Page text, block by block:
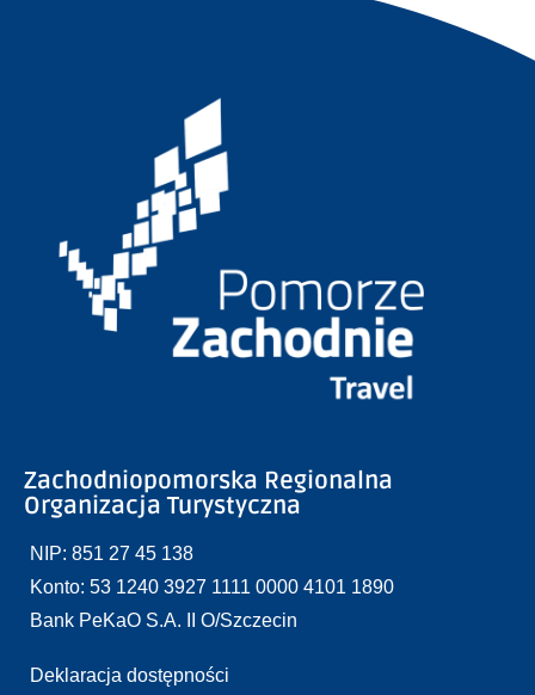
Zachodniopomorska Regionalna
Organizacja Turystyczna
NIP: 851 27 45 138
Konto: 53 1240 3927 1111 0000 4101 1890
Bank PeKaO S.A. II O/Szczecin
Deklaracja dostępności